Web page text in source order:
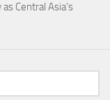
Central Asia’s